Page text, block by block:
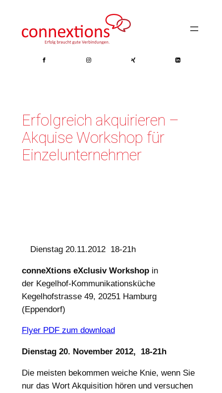
springen
Erfolgreich akquirieren –
Akquise Workshop für
Einzelunternehmer
Dienstag 20.11.2012 18-21h
conneXtions eXclusiv Workshopin
der Kegelhof-Kommunikationsküche
Kegelhofstrasse 49, 20251 Hamburg
(Eppendorf)
Flyer PDF zum download
Dienstag 20. November 2012, 18-21h
Die meisten bekommen weiche Knie, wenn Sie
nur das Wort Akquisition hören und versuchen